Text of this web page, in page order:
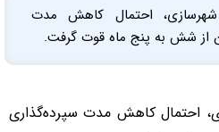
شهرسازی، احتمال کاهش مدت
از شش به پنج ماه قوت گرفت.
احتمال کاهش مدت سپرده‌گذاری